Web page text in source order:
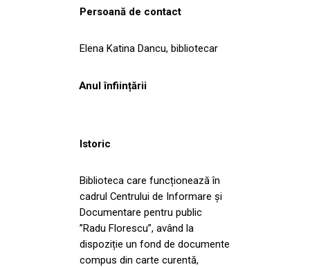
Persoană de contact
Elena Katina Dancu, bibliotecar
Anul înființării
Istoric
Biblioteca care funcționează în
cadrul Centrului de Informare și
Documentare pentru public
”Radu Florescu”, având la
dispoziție un fond de documente
compus din carte curentă,